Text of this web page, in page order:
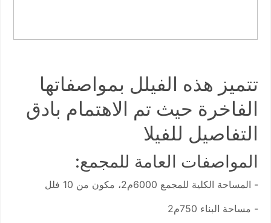
تتميز هذه الفيلل بمواصفاتها
الفاخرة حيث تم الاهتمام بادق
التفاصيل للفيلا
المواصفات العامة للمجمع:
- المساحة الكلية للمجمع 6000م2، مكون من 10 فلل
- مساحة البناء 750م2